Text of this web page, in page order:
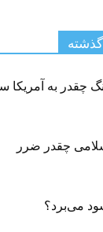
چقدر به آمریکا
چقدر ضرر
سود می‌برد؟